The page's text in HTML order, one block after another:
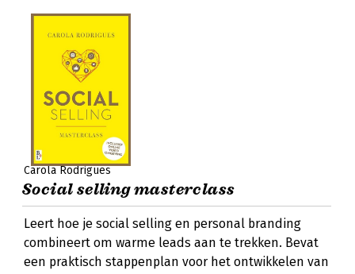
Carola Rodrigues
Social selling masterclass
Leert hoe je social selling en personal branding
combineert om warme leads aan te trekken. Bevat
een praktisch stappenplan voor het ontwikkelen van